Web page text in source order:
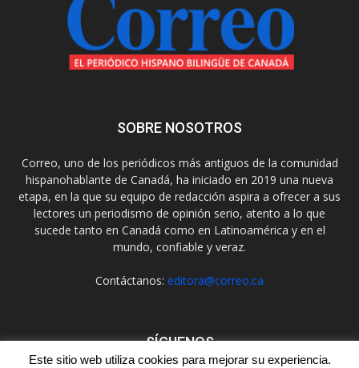
SOBRE NOSOTROS
Correo, uno de los periódicos más antiguos de la comunidad
hispanohablante de Canadá, ha iniciado en 2019 una nueva
etapa, en la que su equipo de redacción aspira a ofrecer a sus
lectores un periodismo de opinión serio, atento a lo que
sucede tanto en Canadá como en Latinoamérica y en el
mundo, confiable y veraz.
Contáctanos: editora@correo.ca
SÍGUENOS
Este sitio web utiliza cookies para mejorar su experiencia.